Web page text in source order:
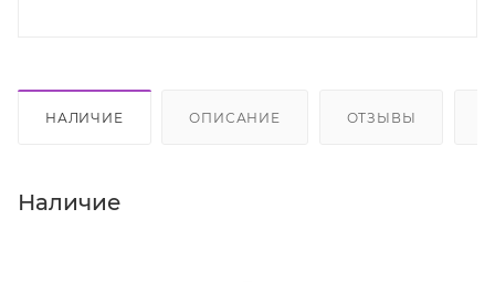
НАЛИЧИЕ ОПИСАНИЕ ОТЗЫВЫ
Наличие